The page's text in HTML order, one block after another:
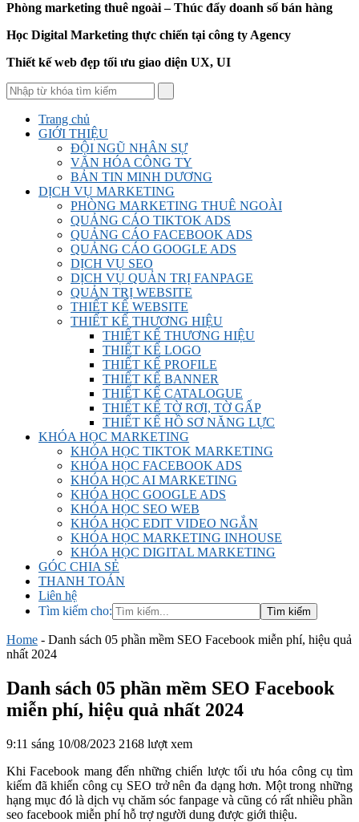
Phòng marketing thuê ngoài – Thúc đẩy doanh số bán hàng
Học Digital Marketing thực chiến tại công ty Agency
Thiết kế web đẹp tối ưu giao diện UX, UI
Trang chủ
GIỚI THIỆU
ĐỘI NGŨ NHÂN SỰ
VĂN HÓA CÔNG TY
BẢN TIN MINH DƯƠNG
DỊCH VỤ MARKETING
PHÒNG MARKETING THUÊ NGOÀI
QUẢNG CÁO TIKTOK ADS
QUẢNG CÁO FACEBOOK ADS
QUẢNG CÁO GOOGLE ADS
DỊCH VỤ SEO
DỊCH VỤ QUẢN TRỊ FANPAGE
QUẢN TRỊ WEBSITE
THIẾT KẾ WEBSITE
THIẾT KẾ THƯƠNG HIỆU
THIẾT KẾ THƯƠNG HIỆU
THIẾT KẾ LOGO
THIẾT KẾ PROFILE
THIẾT KẾ BANNER
THIẾT KẾ CATALOGUE
THIẾT KẾ TỜ RƠI, TỜ GẤP
THIẾT KẾ HỒ SƠ NĂNG LỰC
KHÓA HỌC MARKETING
KHÓA HỌC TIKTOK MARKETING
KHÓA HỌC FACEBOOK ADS
KHÓA HỌC AI MARKETING
KHÓA HỌC GOOGLE ADS
KHÓA HỌC SEO WEB
KHÓA HỌC EDIT VIDEO NGẮN
KHÓA HỌC MARKETING INHOUSE
KHÓA HỌC DIGITAL MARKETING
GÓC CHIA SẺ
THANH TOÁN
Liên hệ
Tìm kiếm cho:
Home - Danh sách 05 phần mềm SEO Facebook miễn phí, hiệu quả
nhất 2024
Danh sách 05 phần mềm SEO Facebook
miễn phí, hiệu quả nhất 2024
9:11 sáng 10/08/2023 2168 lượt xem
Khi Facebook mang đến những chiến lược tối ưu hóa công cụ tìm
kiếm đã khiến công cụ SEO trở nên đa dạng hơn. Một trong những
hạng mục đó là dịch vụ chăm sóc fanpage và cũng có rất nhiều phần
seo facebook miễn phí hỗ trợ người dung được giới thiệu.